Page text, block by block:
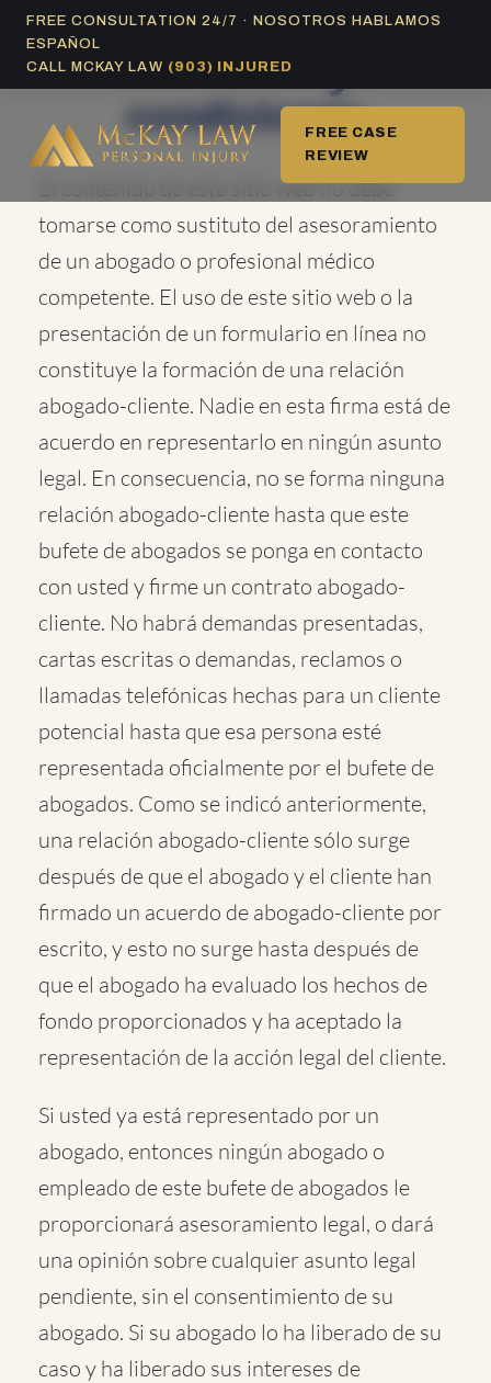
contenido
FREE CONSULTATION 24/7 · NOSOTROS HABLAMOS
ESPAÑOL
CALL MCKAY LAW (903) INJURED
FREE CASE
REVIEW
Términos y
condiciones
El contenido de este sitio web no debe
tomarse como sustituto del asesoramiento
de un abogado o profesional médico
competente. El uso de este sitio web o la
presentación de un formulario en línea no
constituye la formación de una relación
abogado-cliente. Nadie en esta firma está de
acuerdo en representarlo en ningún asunto
legal. En consecuencia, no se forma ninguna
relación abogado-cliente hasta que este
bufete de abogados se ponga en contacto
con usted y firme un contrato abogado-
cliente. No habrá demandas presentadas,
cartas escritas o demandas, reclamos o
llamadas telefónicas hechas para un cliente
potencial hasta que esa persona esté
representada oficialmente por el bufete de
abogados. Como se indicó anteriormente,
una relación abogado-cliente sólo surge
después de que el abogado y el cliente han
firmado un acuerdo de abogado-cliente por
escrito, y esto no surge hasta después de
que el abogado ha evaluado los hechos de
fondo proporcionados y ha aceptado la
representación de la acción legal del cliente.
Si usted ya está representado por un
abogado, entonces ningún abogado o
empleado de este bufete de abogados le
proporcionará asesoramiento legal, o dará
una opinión sobre cualquier asunto legal
pendiente, sin el consentimiento de su
abogado. Si su abogado lo ha liberado de su
caso y ha liberado sus intereses de